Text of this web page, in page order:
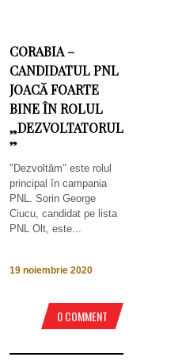
CORABIA –
CANDIDATUL PNL
JOACĂ FOARTE
BINE ÎN ROLUL
„DEZVOLTATORUL
”
"Dezvoltăm" este rolul
principal în campania
PNL. Sorin George
Ciucu, candidat pe lista
PNL Olt, este...
19 noiembrie 2020
0 COMMENT